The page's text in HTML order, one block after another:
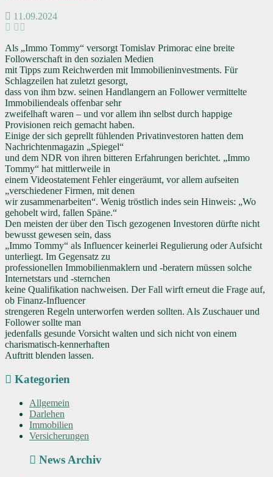
11.09.2024
Als „Immo Tommy“ versorgt Tomislav Primorac eine breite
Followerschaft in den sozialen Medien
mit Tipps zum Reichwerden mit Immobilieninvestments. Für
Schlagzeilen hat zuletzt gesorgt,
dass von ihm bzw. seinen Handlangern an Follower vermittelte
Immobiliendeals offenbar sehr
zweifelhaft waren – und vor allem ihn selbst durch happige
Provisionen reich gemacht haben.
Einige der sich geprellt fühlenden Privatinvestoren hatten dem
Nachrichtenmagazin „Spiegel“
und dem NDR von ihren bitteren Erfahrungen berichtet. „Immo
Tommy“ hat mittlerweile in
einem Videostatement Fehler eingeräumt, vor allem aufseiten
„verschiedener Firmen, mit denen
wir zusammenarbeiten“. Wenig tröstlich indes sein Hinweis: „Wo
gehobelt wird, fallen Späne.“
Den meisten der über den Tisch gezogenen Investoren dürfte nicht
bewusst gewesen sein, dass
„Immo Tommy“ als Influencer keinerlei Regulierung oder Aufsicht
unterliegt. Im Gegensatz zu
professionellen Immobilienmaklern und -beratern müssen solche
Internetstars und -sternchen
keine Qualifikation nachweisen. Der Fall wirft erneut die Frage auf,
ob Finanz-Influencer
strengeren Regeln unterworfen werden sollten. Als Zuschauer und
Follower sollte man
jedenfalls gesunde Vorsicht walten und sich nicht von einem
charismatisch-kennerhaften
Auftritt blenden lassen.
Kategorien
Allgemein
Darlehen
Immobilien
Versicherungen
News Archiv